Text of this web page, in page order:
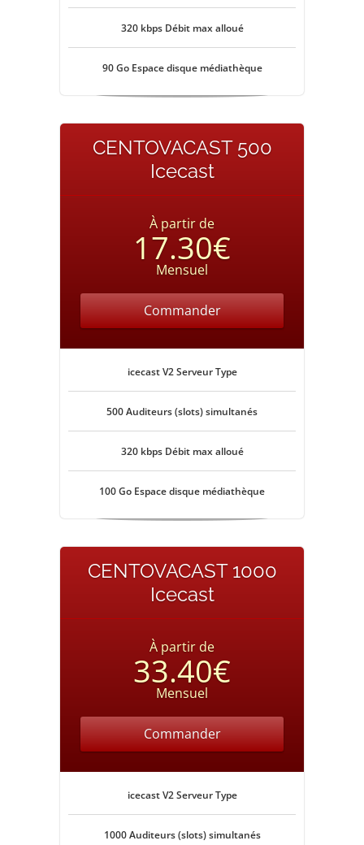
320 kbps Débit max alloué
90 Go Espace disque médiathèque
CENTOVACAST 500
Icecast
À partir de
17.30€
Mensuel
Commander
icecast V2 Serveur Type
500 Auditeurs (slots) simultanés
320 kbps Débit max alloué
100 Go Espace disque médiathèque
CENTOVACAST 1000
Icecast
À partir de
33.40€
Mensuel
Commander
icecast V2 Serveur Type
1000 Auditeurs (slots) simultanés